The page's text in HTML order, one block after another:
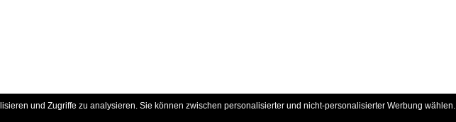
und Zugriffe zu analysieren. Sie können zwischen personalisierter und nicht-personalisierter Werbung wählen.